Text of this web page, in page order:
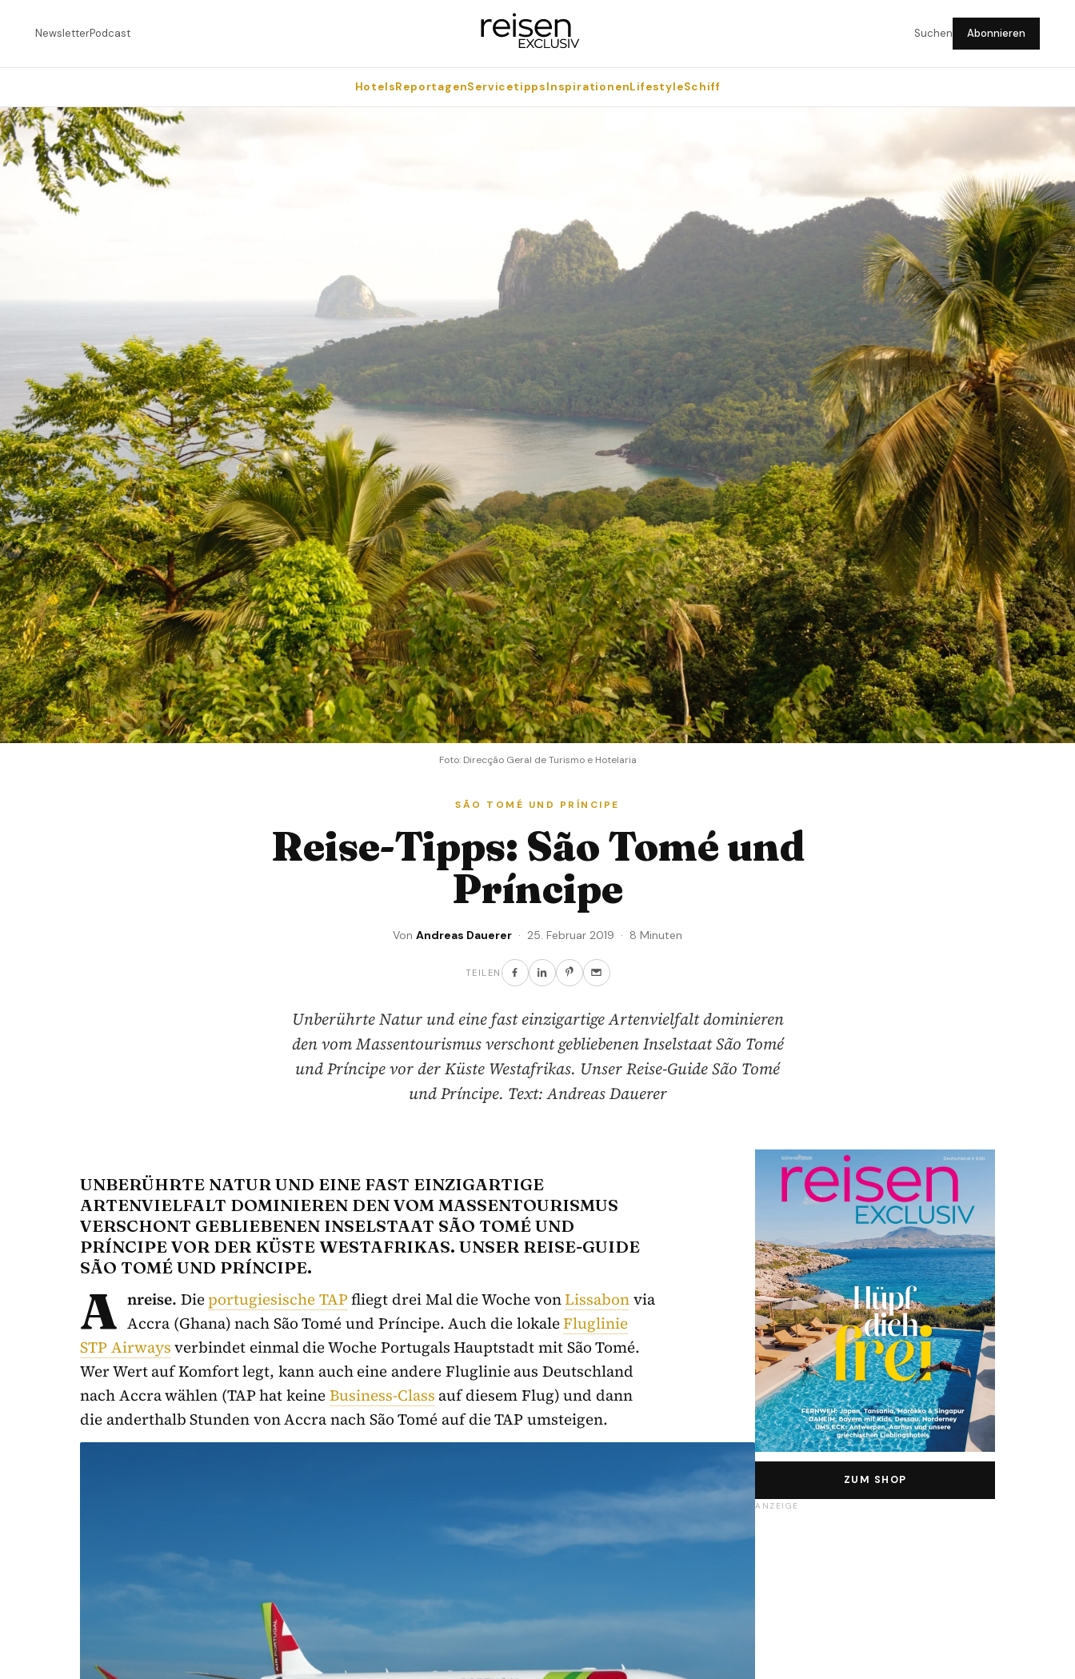
NewsletterPodcast Suchen Abonnieren
HotelsReportagenServicetippsInspirationenLifestyleSchiff
Foto: Direcção Geral de Turismo e Hotelaria
SÃO TOMÉ UND PRÍNCIPE
Reise-Tipps: São Tomé und
Príncipe
Von Andreas Dauerer · 25. Februar 2019 · 8 Minuten
TEILEN
Unberührte Natur und eine fast einzigartige Artenvielfalt dominieren
den vom Massentourismus verschont gebliebenen Inselstaat São Tomé
und Príncipe vor der Küste Westafrikas. Unser Reise-Guide São Tomé
und Príncipe. Text: Andreas Dauerer
UNBERÜHRTE NATUR UND EINE FAST EINZIGARTIGE
ARTENVIELFALT DOMINIEREN DEN VOM MASSENTOURISMUS
VERSCHONT GEBLIEBENEN INSELSTAAT SÃO TOMÉ UND
PRÍNCIPE VOR DER KÜSTE WESTAFRIKAS. UNSER REISE-GUIDE
SÃO TOMÉ UND PRÍNCIPE.
A nreise. Dieportugiesische TAPfliegt drei Mal die Woche vonLissabonvia
Accra (Ghana) nach São Tomé und Príncipe. Auch die lokaleFluglinie
STP Airwaysverbindet einmal die Woche Portugals Hauptstadt mit São Tomé.
Wer Wert auf Komfort legt, kann auch eine andere Fluglinie aus Deutschland
nach Accra wählen (TAP hat keineBusiness-Class auf diesem Flug) und dann
die anderthalb Stunden von Accra nach São Tomé auf die TAP umsteigen.
ZUM SHOP
ANZEIGE